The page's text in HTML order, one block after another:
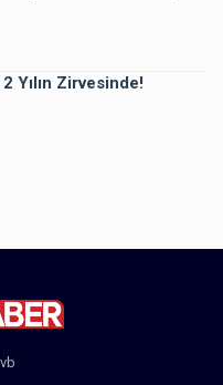
Yılın Zirvesinde!